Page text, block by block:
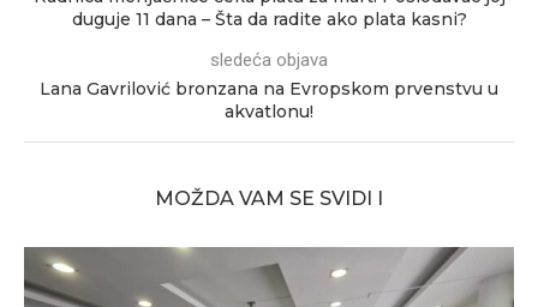
duguje 11 dana – Šta da radite ako plata kasni?
sledeća objava
Lana Gavrilović bronzana na Evropskom prvenstvu u
akvatlonu!
MOŽDA VAM SE SVIDI I